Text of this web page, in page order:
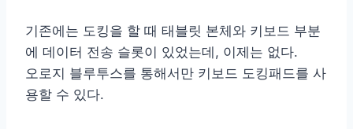
기존에는 도킹을 할 때 태블릿 본체와 키보드 부분
에 데이터 전송 슬롯이 있었는데, 이제는 없다.
오로지 블루투스를 통해서만 키보드 도킹패드를 사
용할 수 있다.